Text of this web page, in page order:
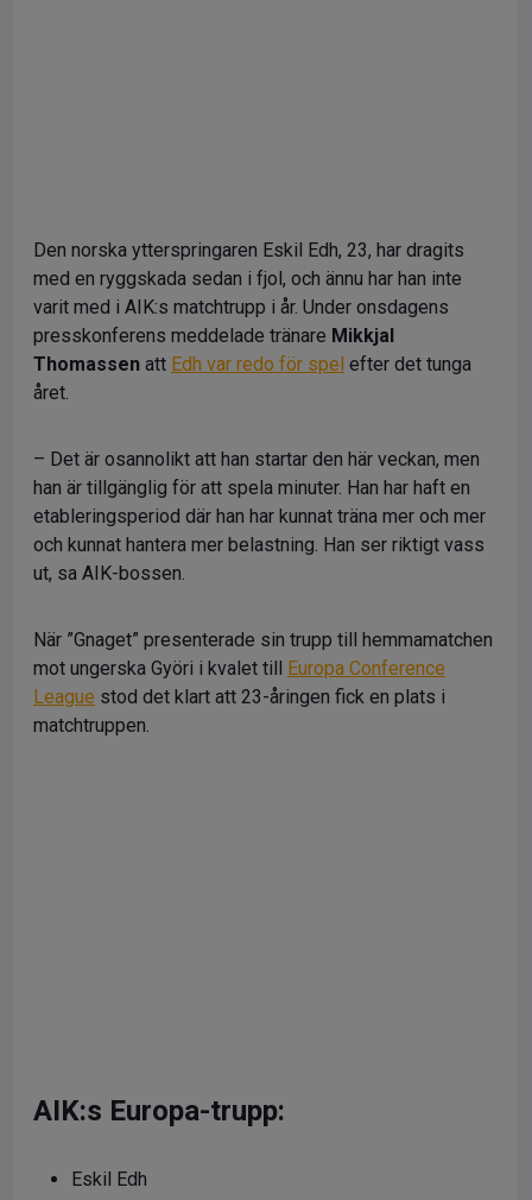
Den norska ytterspringaren Eskil Edh, 23, har dragits
med en ryggskada sedan i fjol, och ännu har han inte
varit med i AIK:s matchtrupp i år. Under onsdagens
presskonferens meddelade tränare Mikkjal
Thomassen att Edh var redo för spel efter det tunga
året.
– Det är osannolikt att han startar den här veckan, men
han är tillgänglig för att spela minuter. Han har haft en
etableringsperiod där han har kunnat träna mer och mer
och kunnat hantera mer belastning. Han ser riktigt vass
ut, sa AIK-bossen.
När ”Gnaget” presenterade sin trupp till hemmamatchen
mot ungerska Györi i kvalet till Europa Conference
League stod det klart att 23-åringen fick en plats i
matchtruppen.
AIK:s Europa-trupp:
Eskil Edh